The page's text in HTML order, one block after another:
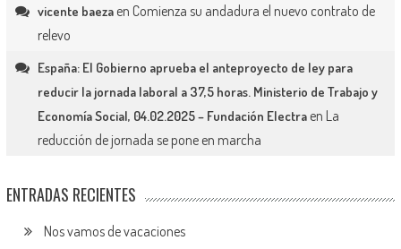
vicente baezaen Comienza su andadura el nuevo contrato de
relevo
España: El Gobierno aprueba el anteproyecto de ley para
reducir la jornada laboral a 37,5 horas. Ministerio de Trabajo y
Economía Social, 04.02.2025 – Fundación Electraen La
reducción de jornada se pone en marcha
ENTRADAS RECIENTES
Nos vamos de vacaciones